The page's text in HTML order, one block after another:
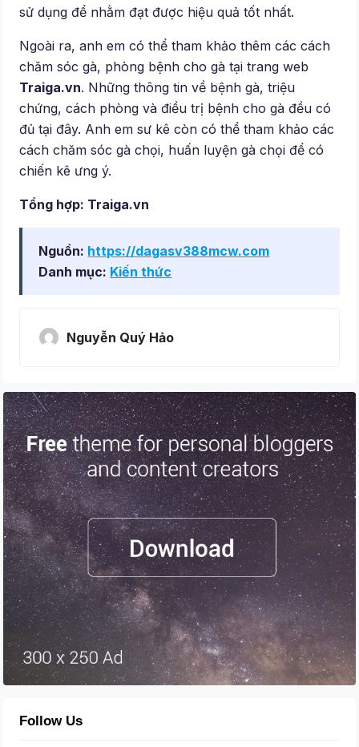
sử dụng để nhằm đạt được hiệu quả tốt nhất.
Ngoài ra, anh em có thể tham khảo thêm các cách
chăm sóc gà, phòng bệnh cho gà tại trang web
Traiga.vn. Những thông tin về bệnh gà, triệu
chứng, cách phòng và điều trị bệnh cho gà đều có
đủ tại đây. Anh em sư kê còn có thể tham khảo các
cách chăm sóc gà chọi, huấn luyện gà chọi để có
chiến kê ưng ý.
Tổng hợp: Traiga.vn
Nguồn: https://dagasv388mcw.com
Danh mục: Kiến thức
Nguyễn Quý Hảo
Follow Us